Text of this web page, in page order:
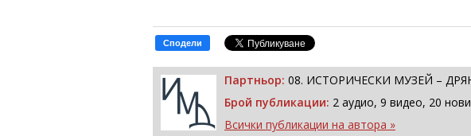
Сподели
Партньор: 08. ИСТОРИЧЕСКИ МУЗЕЙ –
Брой публикации: 2 аудио, 9 видео, 20
Всички публикации на автора »